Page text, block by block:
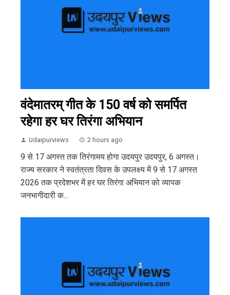
वंदेमातरम् गीत के 150 वर्ष को समर्पित
रहेगा हर घर तिरंगा अभियान
Udaipurviews 2 hours ago
9 से 17 अगस्त तक तिरंगामय होगा उदयपुर उदयपुर, 6 अगस्त।
राज्य सरकार ने स्वतंत्रता दिवस के उपलक्ष्य में 9 से 17 अगस्त
2026 तक प्रदेशभर में हर घर तिरंगा अभियान को व्यापक
जनभागीदारी क...